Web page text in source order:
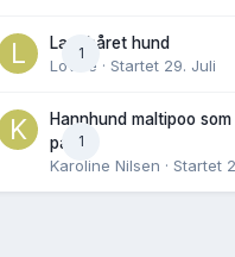
1
Langhåret hund
Lovise · Startet 29. Juli
1
Hannhund maltipoo
parres
Karoline Nilsen · Startet